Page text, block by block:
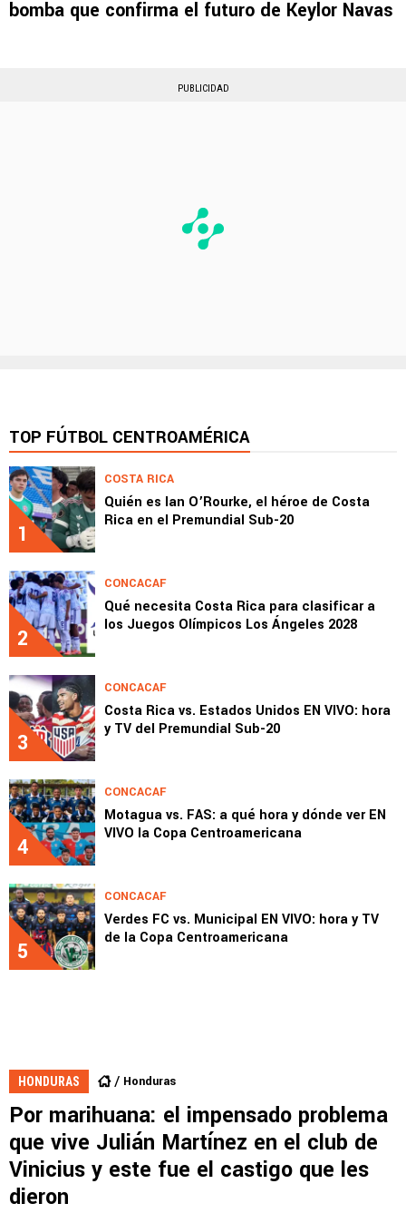
bomba que confirma el futuro de Keylor Navas
PUBLICIDAD
TOP FÚTBOL CENTROAMÉRICA
1
COSTA RICA
Quién es Ian O’Rourke, el héroe de Costa
Rica en el Premundial Sub-20
2
CONCACAF
Qué necesita Costa Rica para clasificar a
los Juegos Olímpicos Los Ángeles 2028
3
CONCACAF
Costa Rica vs. Estados Unidos EN VIVO: hora
y TV del Premundial Sub-20
4
CONCACAF
Motagua vs. FAS: a qué hora y dónde ver EN
VIVO la Copa Centroamericana
5
CONCACAF
Verdes FC vs. Municipal EN VIVO: hora y TV
de la Copa Centroamericana
HONDURAS Honduras
Por marihuana: el impensado problema
que vive Julián Martínez en el club de
Vinicius y este fue el castigo que les
dieron